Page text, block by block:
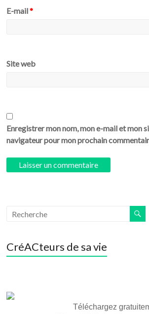
E-mail*
Site web
Enregistrer mon nom, mon e-mail et mon
navigateur pour mon prochain
CréACteurs de sa vie
Téléchargez